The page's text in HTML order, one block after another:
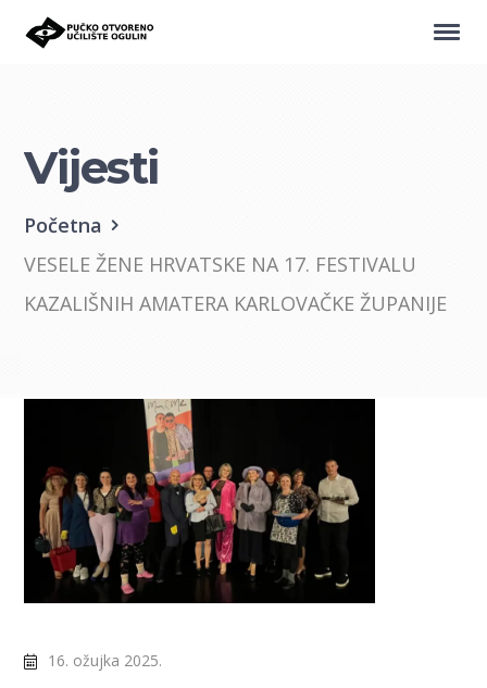
Vijesti
Početna
VESELE ŽENE HRVATSKE NA 17. FESTIVALU
KAZALIŠNIH AMATERA KARLOVAČKE ŽUPANIJE
16. ožujka 2025.